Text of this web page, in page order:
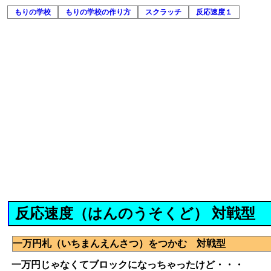
もりの学校 もりの学校の作り方 スクラッチ 反応速度１
反応速度（はんのうそくど） 対戦型
一万円札（いちまんえんさつ）をつかむ 対戦型
一万円じゃなくてブロックになっちゃったけど・・・